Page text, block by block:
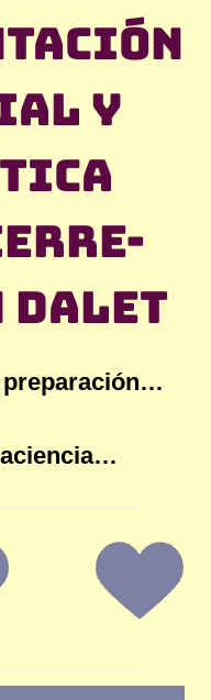
y
Dalet
preparación…